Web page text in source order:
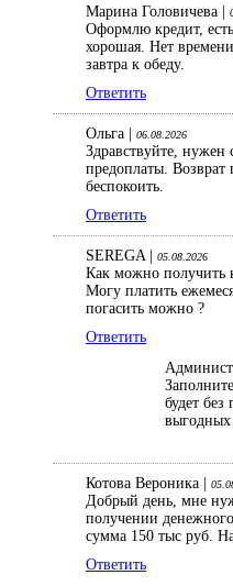
Марина Головичева |
Оформлю кредит,
хорошая. Нет
завтра к обеду.
Ответить
Ольга | 06.08.2026
Здравствуйте, нужен
предоплаты.
беспокоить.
Ответить
SEREGA | 05.08.2026
Как можно получить
Могу платить
погасить можно ?
Ответить
будет
выгодных
Котова Вероника |
Добрый день, мне
получении
сумма 150 тыс руб.
Ответить